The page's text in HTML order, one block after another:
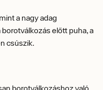
a nagy adag
előtt puha, a
csúszik.
borotválkozáshoz való